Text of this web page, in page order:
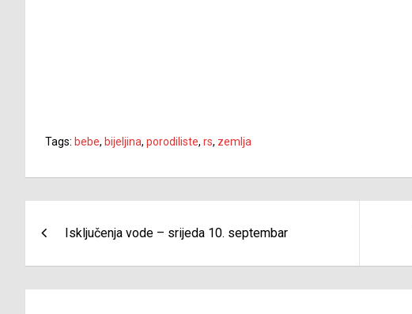
Tags: bebe, bijeljina, porodiliste, rs, zemlja
članaka
Isključenja vode – srijeda 10. septembar